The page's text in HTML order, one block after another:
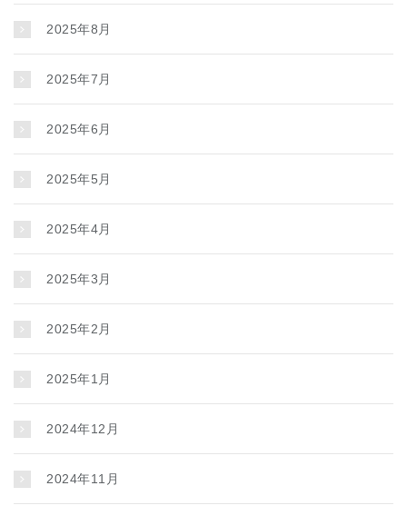
2025年8月
2025年7月
2025年6月
2025年5月
2025年4月
2025年3月
2025年2月
2025年1月
2024年12月
2024年11月